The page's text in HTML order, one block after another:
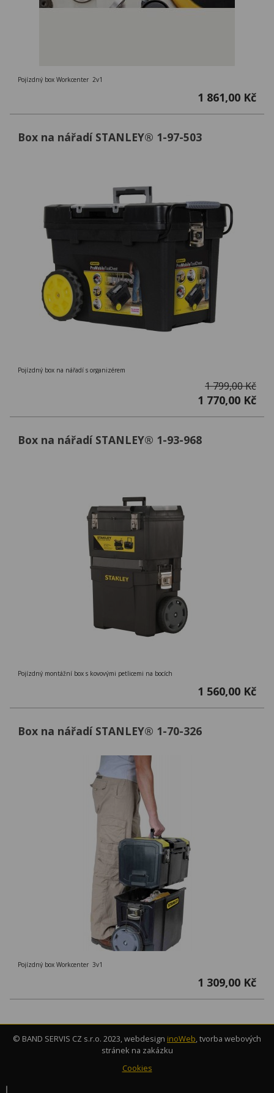
Pojízdný box Workcenter 2v1
1 861,00 Kč
Box na nářadí STANLEY® 1-97-503
Pojízdný box na nářadí s organizérem
1 799,00 Kč
1 770,00 Kč
Box na nářadí STANLEY® 1-93-968
Pojízdný montážní box s kovovými petlicemi na bocích
1 560,00 Kč
Box na nářadí STANLEY® 1-70-326
Pojízdný box Workcenter 3v1
1 309,00 Kč
© BAND SERVIS CZ s.r.o. 2023, webdesign inoWeb, tvorba webových
stránek na zakázku
Cookies